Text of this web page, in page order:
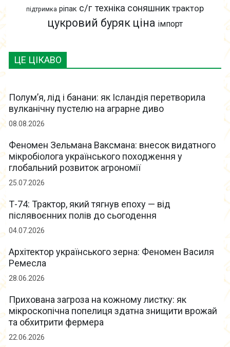
ЦЕ ЦІКАВО
Полум’я, лід і банани: як Ісландія перетворила
вулканічну пустелю на аграрне диво
08.08.2026
Феномен Зельмана Ваксмана: внесок видатного
мікробіолога українського походження у
глобальний розвиток агрономії
25.07.2026
Т-74: Трактор, який тягнув епоху — від
післявоєнних полів до сьогодення
04.07.2026
Архітектор українського зерна: Феномен Василя
Ремесла
28.06.2026
Прихована загроза на кожному листку: як
мікроскопічна попелиця здатна знищити врожай
та обхитрити фермера
22.06.2026
підтримка ріпак с/г техніка соняшник трактор
цукровий буряк ціна імпорт